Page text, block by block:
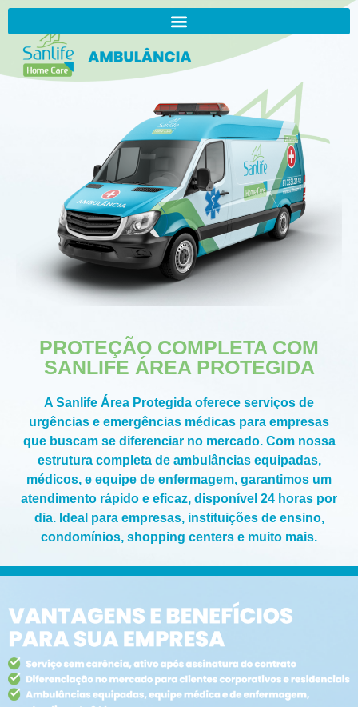
PROTEÇÃO COMPLETA COM
SANLIFE ÁREA PROTEGIDA
A Sanlife Área Protegida oferece serviços de
urgências e emergências médicas para empresas
que buscam se diferenciar no mercado. Com nossa
estrutura completa de ambulâncias equipadas,
médicos, e equipe de enfermagem, garantimos um
atendimento rápido e eficaz, disponível 24 horas por
dia. Ideal para empresas, instituições de ensino,
condomínios, shopping centers e muito mais.